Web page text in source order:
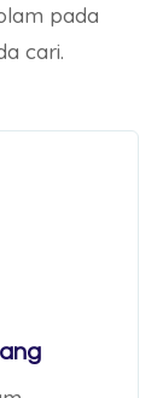
pada
cari.